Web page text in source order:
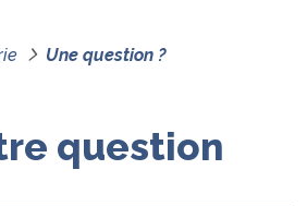
Une question ?
question